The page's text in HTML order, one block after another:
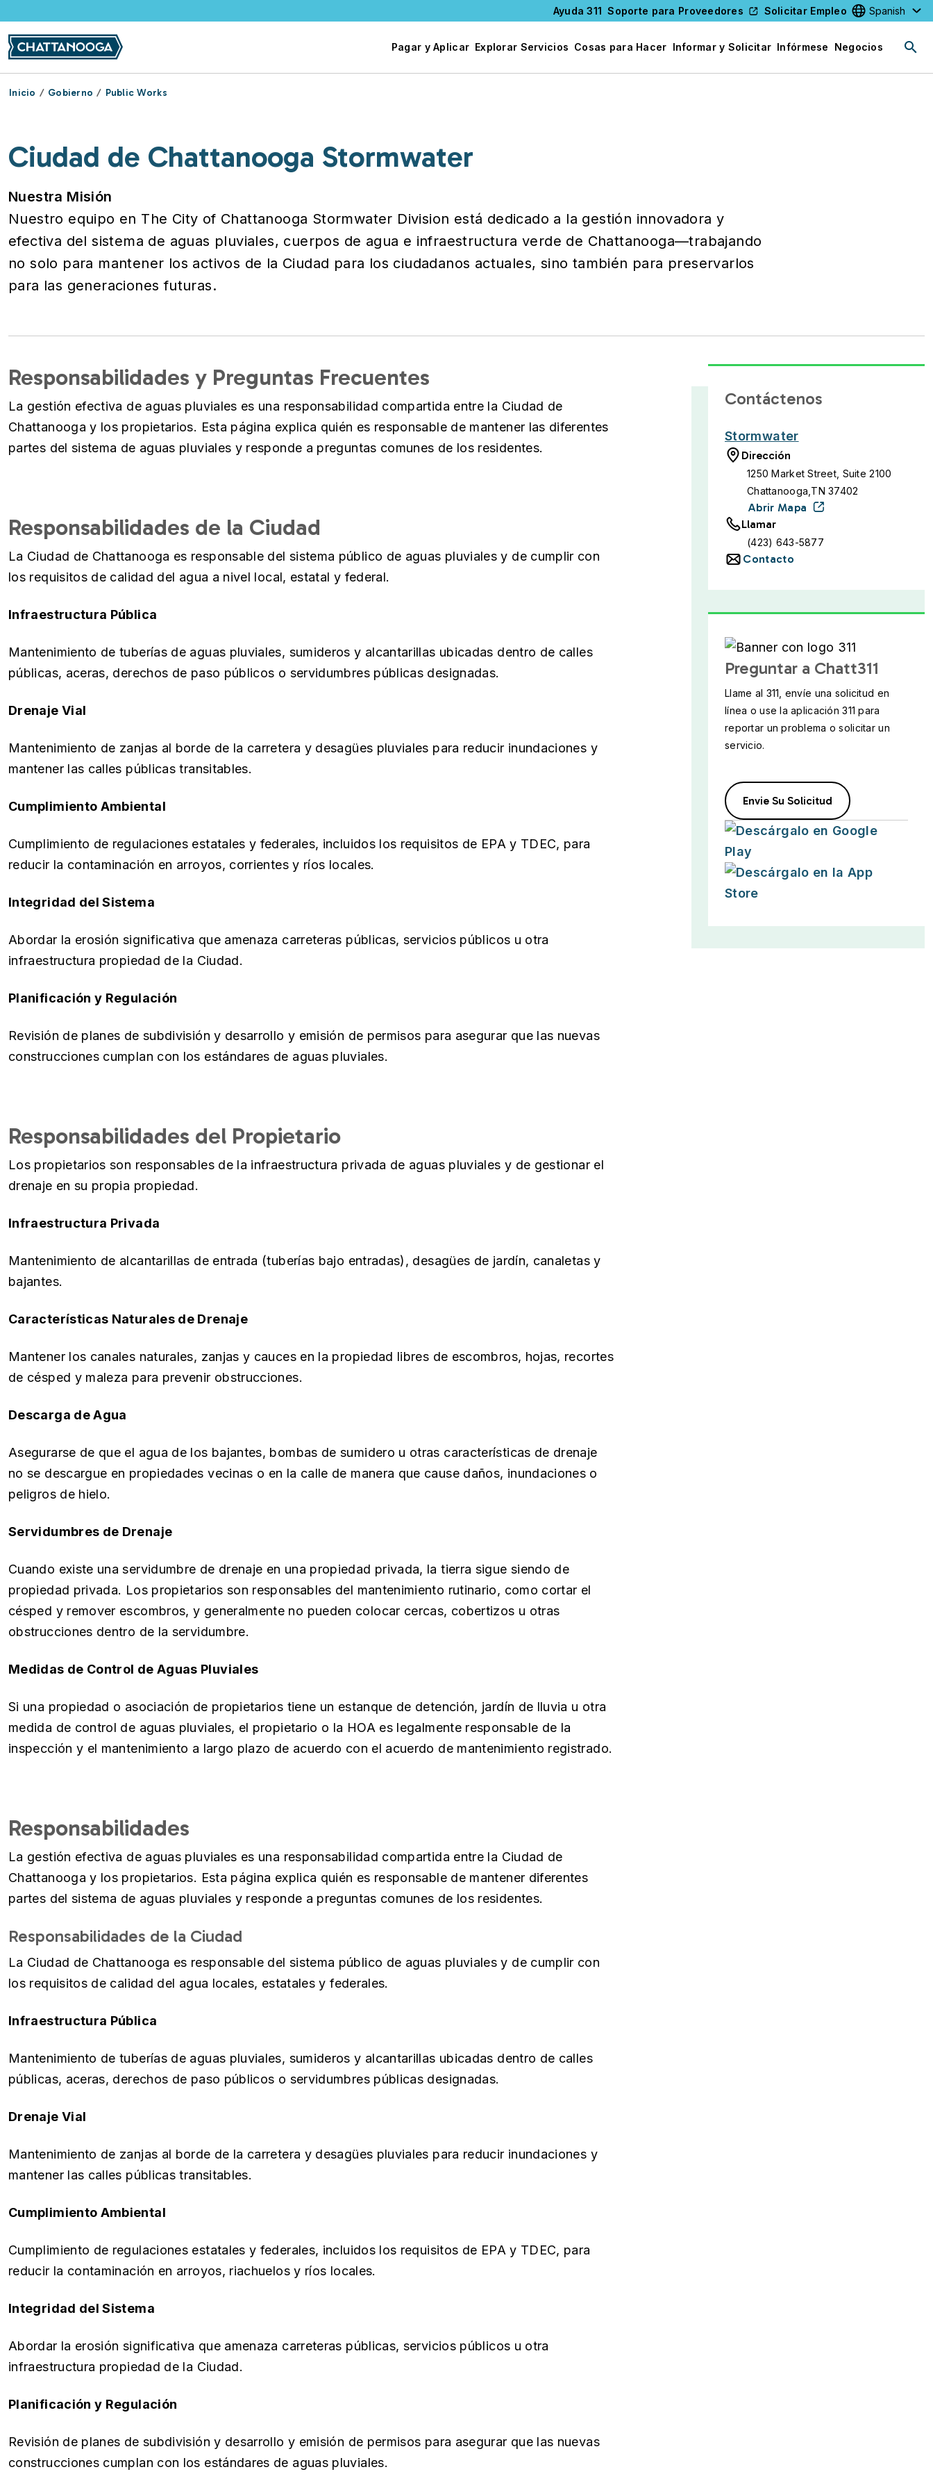
Ayuda 311 Soporte para Proveedores Solicitar Empleo
Select your
Pagar y Aplicar Explorar Servicios Cosas para Hacer Informar y Solicitar Infórmese Negocios
Inicio Gobierno Public Works
Ciudad de Chattanooga Stormwater
Nuestra Misión
Nuestro equipo en The City of Chattanooga Stormwater Division está dedicado a la gestión innovadora y
efectiva del sistema de aguas pluviales, cuerpos de agua e infraestructura verde de Chattanooga—trabajando
no solo para mantener los activos de la Ciudad para los ciudadanos actuales, sino también para preservarlos
para las generaciones futuras.
Responsabilidades y Preguntas Frecuentes
La gestión efectiva de aguas pluviales es una responsabilidad compartida entre la Ciudad de
Chattanooga y los propietarios. Esta página explica quién es responsable de mantener las diferentes
partes del sistema de aguas pluviales y responde a preguntas comunes de los residentes.
Responsabilidades de la Ciudad
La Ciudad de Chattanooga es responsable del sistema público de aguas pluviales y de cumplir con
los requisitos de calidad del agua a nivel local, estatal y federal.
Infraestructura Pública
Mantenimiento de tuberías de aguas pluviales, sumideros y alcantarillas ubicadas dentro de calles
públicas, aceras, derechos de paso públicos o servidumbres públicas designadas.
Drenaje Vial
Mantenimiento de zanjas al borde de la carretera y desagües pluviales para reducir inundaciones y
mantener las calles públicas transitables.
Cumplimiento Ambiental
Cumplimiento de regulaciones estatales y federales, incluidos los requisitos de EPA y TDEC, para
reducir la contaminación en arroyos, corrientes y ríos locales.
Integridad del Sistema
Abordar la erosión significativa que amenaza carreteras públicas, servicios públicos u otra
infraestructura propiedad de la Ciudad.
Planificación y Regulación
Revisión de planes de subdivisión y desarrollo y emisión de permisos para asegurar que las nuevas
construcciones cumplan con los estándares de aguas pluviales.
Responsabilidades del Propietario
Los propietarios son responsables de la infraestructura privada de aguas pluviales y de gestionar el
drenaje en su propia propiedad.
Infraestructura Privada
Mantenimiento de alcantarillas de entrada (tuberías bajo entradas), desagües de jardín, canaletas y
bajantes.
Características Naturales de Drenaje
Mantener los canales naturales, zanjas y cauces en la propiedad libres de escombros, hojas, recortes
de césped y maleza para prevenir obstrucciones.
Descarga de Agua
Asegurarse de que el agua de los bajantes, bombas de sumidero u otras características de drenaje
no se descargue en propiedades vecinas o en la calle de manera que cause daños, inundaciones o
peligros de hielo.
Servidumbres de Drenaje
Cuando existe una servidumbre de drenaje en una propiedad privada, la tierra sigue siendo de
propiedad privada. Los propietarios son responsables del mantenimiento rutinario, como cortar el
césped y remover escombros, y generalmente no pueden colocar cercas, cobertizos u otras
obstrucciones dentro de la servidumbre.
Medidas de Control de Aguas Pluviales
Si una propiedad o asociación de propietarios tiene un estanque de detención, jardín de lluvia u otra
medida de control de aguas pluviales, el propietario o la HOA es legalmente responsable de la
inspección y el mantenimiento a largo plazo de acuerdo con el acuerdo de mantenimiento registrado.
Responsabilidades
La gestión efectiva de aguas pluviales es una responsabilidad compartida entre la Ciudad de
Chattanooga y los propietarios. Esta página explica quién es responsable de mantener diferentes
partes del sistema de aguas pluviales y responde a preguntas comunes de los residentes.
Responsabilidades de la Ciudad
La Ciudad de Chattanooga es responsable del sistema público de aguas pluviales y de cumplir con
los requisitos de calidad del agua locales, estatales y federales.
Infraestructura Pública
Mantenimiento de tuberías de aguas pluviales, sumideros y alcantarillas ubicadas dentro de calles
públicas, aceras, derechos de paso públicos o servidumbres públicas designadas.
Drenaje Vial
Mantenimiento de zanjas al borde de la carretera y desagües pluviales para reducir inundaciones y
mantener las calles públicas transitables.
Cumplimiento Ambiental
Cumplimiento de regulaciones estatales y federales, incluidos los requisitos de EPA y TDEC, para
reducir la contaminación en arroyos, riachuelos y ríos locales.
Integridad del Sistema
Abordar la erosión significativa que amenaza carreteras públicas, servicios públicos u otra
infraestructura propiedad de la Ciudad.
Planificación y Regulación
Revisión de planes de subdivisión y desarrollo y emisión de permisos para asegurar que las nuevas
construcciones cumplan con los estándares de aguas pluviales.
Contáctenos
Stormwater
Dirección
1250 Market Street, Suite 2100
Chattanooga,TN 37402
Abrir Mapa
Llamar
(423) 643-5877
Contacto
Preguntar a Chatt311
Llame al 311, envíe una solicitud en
línea o use la aplicación 311 para
reportar un problema o solicitar un
servicio.
Envie Su Solicitud